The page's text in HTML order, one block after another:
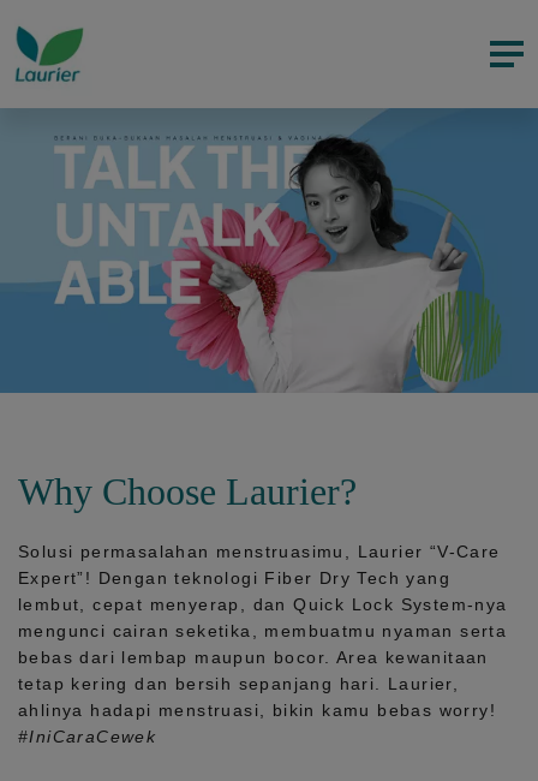
Why Choose Laurier?
Solusi permasalahan menstruasimu, Laurier “V-Care
Expert”! Dengan teknologi Fiber Dry Tech yang
lembut, cepat menyerap, danQuick Lock System-nya
mengunci cairan seketika, membuatmu nyaman serta
bebas dari lembap maupun bocor. Area kewanitaan
tetap kering dan bersih sepanjang hari.
Laurier,
ahlinya hadapi menstruasi, bikin kamu bebas worry!
#IniCaraCewek